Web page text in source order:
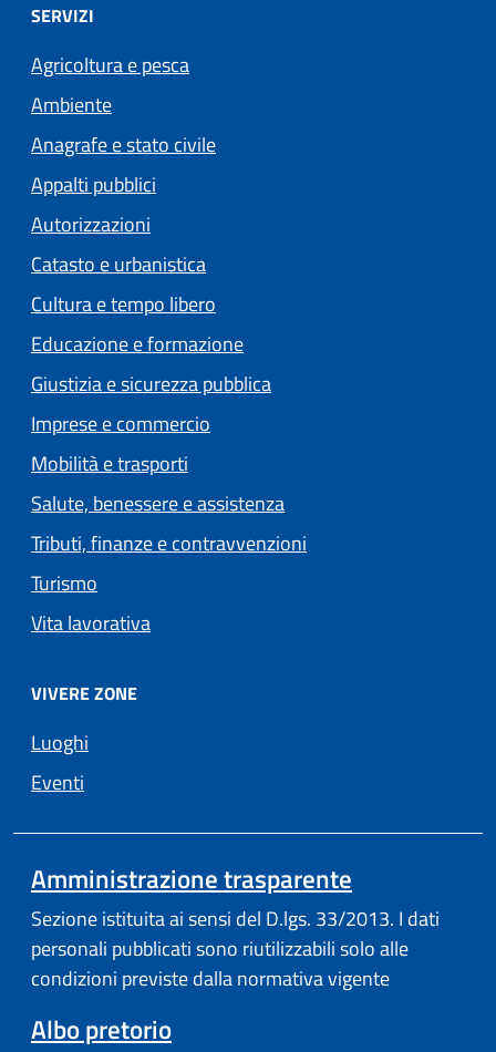
SERVIZI
Agricoltura e pesca
Ambiente
Anagrafe e stato civile
Appalti pubblici
Autorizzazioni
Catasto e urbanistica
Cultura e tempo libero
Educazione e formazione
Giustizia e sicurezza pubblica
Imprese e commercio
Mobilità e trasporti
Salute, benessere e assistenza
Tributi, finanze e contravvenzioni
Turismo
Vita lavorativa
VIVERE ZONE
Luoghi
Eventi
Amministrazione trasparente
Sezione istituita ai sensi del D.lgs. 33/2013. I dati
personali pubblicati sono riutilizzabili solo alle
condizioni previste dalla normativa vigente
Albo pretorio